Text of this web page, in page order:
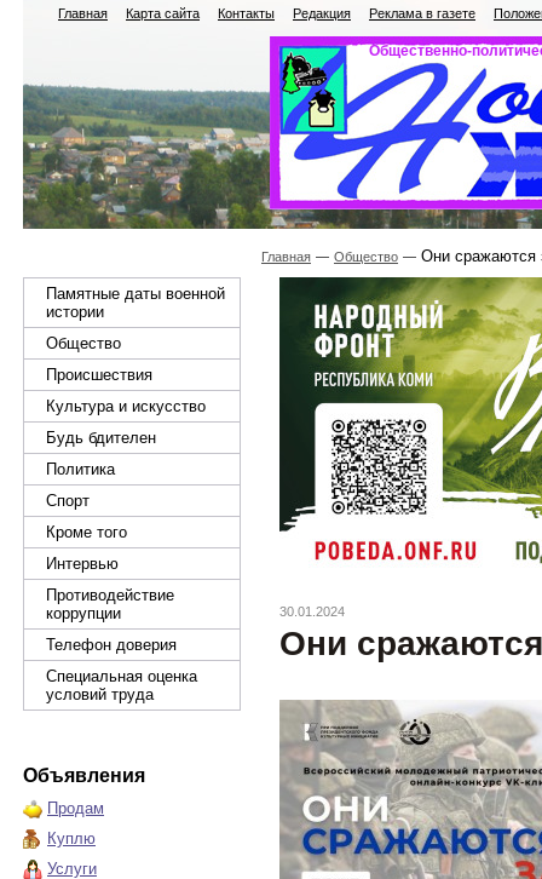
Главная Карта сайта Контакты Редакция Реклама в газете
Общественно-
Памятные даты военной
истории
Общество
Происшествия
Культура и искусство
Будь бдителен
Политика
Спорт
Кроме того
Интервью
Противодействие
коррупции
Телефон доверия
Специальная оценка
условий труда
Объявления
Продам
Куплю
Услуги
Главная Общество Они сражаются
30.01.2024
Они